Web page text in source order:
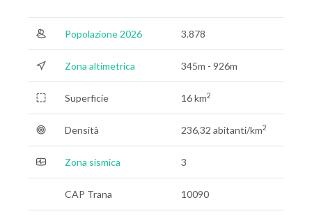
Popolazione 2026 3.878
Zona altimetrica 345m - 926m
Superficie 16 km2
Densità 236,32 abitanti/km2
Zona sismica 3
CAP Trana 10090